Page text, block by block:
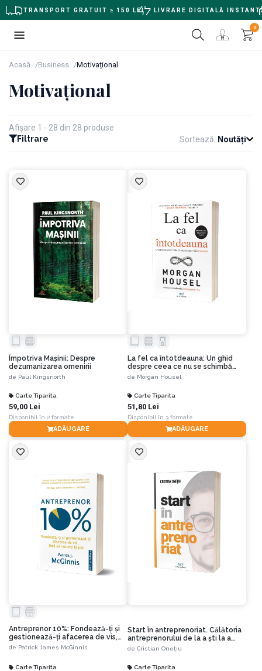
TRANSPORT GRATUIT ≥ 150 LEI LIVRARE DIGITALĂ
0
Acasă Business Motivațional
Motivațional
Afișare 1 - 28 din 28 produse
Filtrare
Sortează: Noutăți
Împotriva Mașinii: Despre
dezumanizarea omenirii
de Paul Kingsnorth
Carte Tiparita
59,00 Lei
Disponibil în 2 formate
ADĂUGARE
La fel ca întotdeauna: Un ghid
despre ceea ce nu se schimbă
niciodată
de Morgan Housel
Carte Tiparita
51,80 Lei
Disponibil în 3 formate
ADĂUGARE
Antreprenor 10%: Fondează-ți și
gestionează-ți afacerea de vis,
fără să renunți la job
de Patrick James McGinnis
Carte Tiparita
Start în antreprenoriat. Călătoria
antreprenorului de la a ști la a
avea înspre a deveni
de Cristian Onețiu
Carte Tiparita